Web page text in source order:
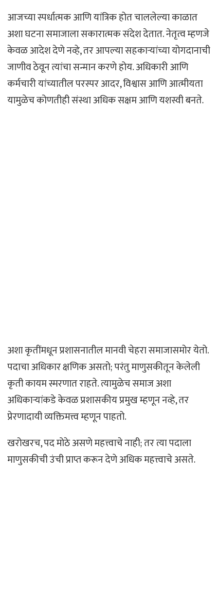
आजच्या स्पर्धात्मक आणि यांत्रिक होत चाललेल्या काळात
अशा घटना समाजाला सकारात्मक संदेश देतात. नेतृत्व म्हणजे
केवळ आदेश देणे नव्हे, तर आपल्या सहकाऱ्यांच्या योगदानाची
जाणीव ठेवून त्यांचा सन्मान करणे होय. अधिकारी आणि
कर्मचारी यांच्यातील परस्पर आदर, विश्वास आणि आत्मीयता
यामुळेच कोणतीही संस्था अधिक सक्षम आणि यशस्वी बनते.
अशा कृतींमधून प्रशासनातील मानवी चेहरा समाजासमोर येतो.
पदाचा अधिकार क्षणिक असतो; परंतु माणुसकीतून केलेली
कृती कायम स्मरणात राहते. त्यामुळेच समाज अशा
अधिकाऱ्यांकडे केवळ प्रशासकीय प्रमुख म्हणून नव्हे, तर
प्रेरणादायी व्यक्तिमत्त्व म्हणून पाहतो.
खरोखरच, पद मोठे असणे महत्त्वाचे नाही; तर त्या पदाला
माणुसकीची उंची प्राप्त करून देणे अधिक महत्त्वाचे असते.